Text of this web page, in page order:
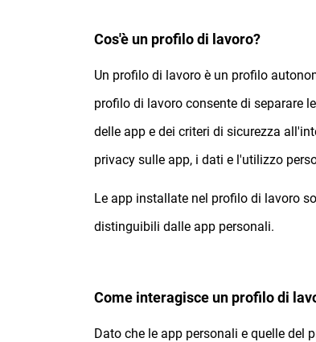
Cos'è un profilo di lavoro?
Un profilo di lavoro è un profilo
profilo di lavoro consente di separare
delle app e dei criteri di sicurezza
privacy sulle app, i dati e l'utilizzo
Le app installate nel profilo di lavoro
distinguibili dalle app personali.
Come interagisce un profilo di
Dato che le app personali e quelle